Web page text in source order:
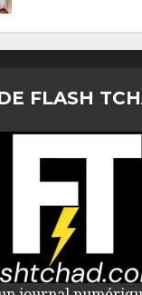
FLASH